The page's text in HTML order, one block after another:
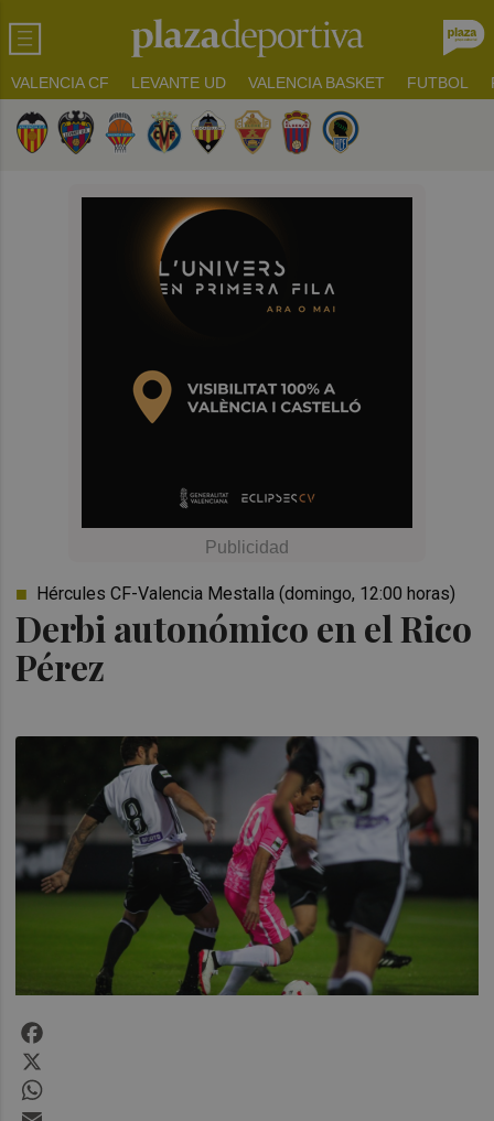
VALENCIA CF LEVANTE UD VALENCIA BASKET FUTBOL
Derbi autonómico en el Rico
Pérez
Hércules CF-Valencia Mestalla (domingo, 12:00 horas)